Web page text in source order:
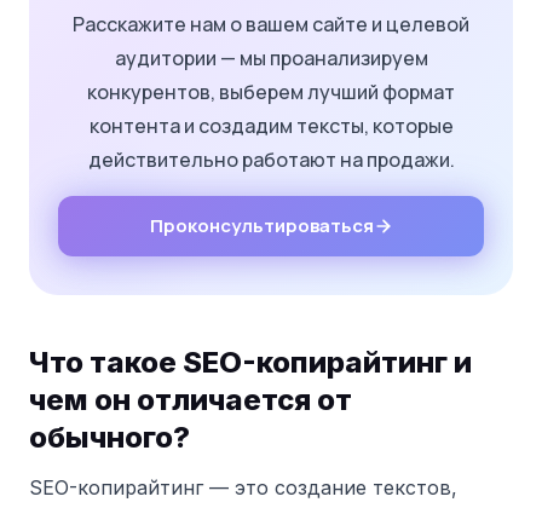
Расскажите нам о вашем сайте и целевой
аудитории — мы проанализируем
конкурентов, выберем лучший формат
контента и создадим тексты, которые
действительно работают на продажи.
Проконсультироваться
Что такое SEO-копирайтинг и
чем он отличается от
обычного?
SEO-копирайтинг — это создание текстов,